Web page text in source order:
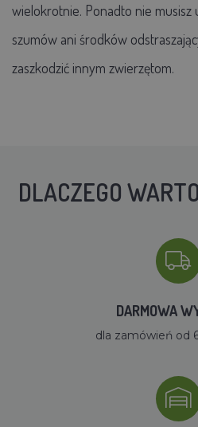
wielokrotnie. Ponadto nie musisz
szumów ani środków
zaszkodzić innym zwierzętom.
DLACZEGO
DARMOWA
dla zamówień od